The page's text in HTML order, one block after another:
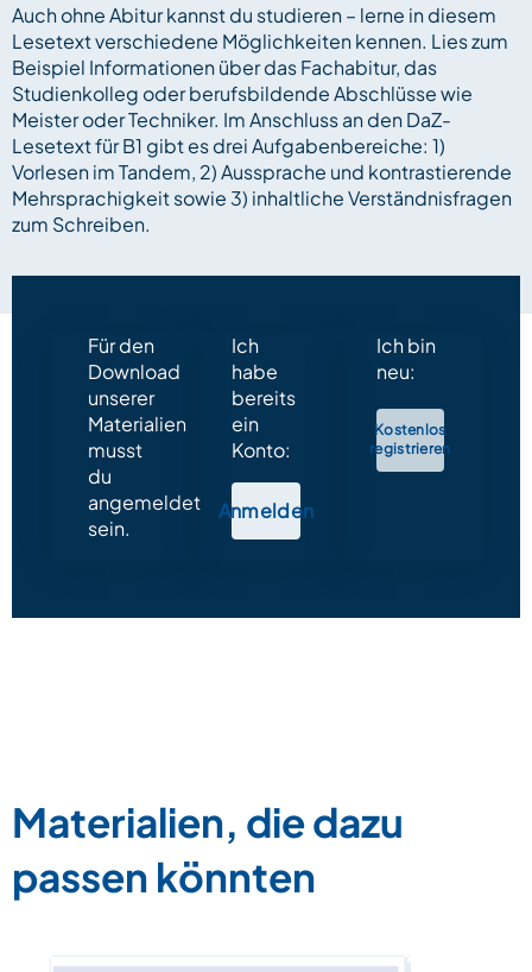
Auch ohne Abitur kannst du studieren – lerne in diesem
Lesetext verschiedene Möglichkeiten kennen. Lies zum
Beispiel Informationen über das Fachabitur, das
Studienkolleg oder berufsbildende Abschlüsse wie
Meister oder Techniker. Im Anschluss an den DaZ-
Lesetext für B1 gibt es drei Aufgabenbereiche: 1)
Vorlesen im Tandem, 2) Aussprache und kontrastierende
Mehrsprachigkeit sowie 3) inhaltliche Verständnisfragen
zum Schreiben.
Für den
Download
unserer
Materialien
musst
du
angemeldet
sein.
Ich
habe
bereits
ein
Konto:
Anmelden
Ich bin
neu:
Kostenlos
registrieren
Materialien, die dazu
passen könnten